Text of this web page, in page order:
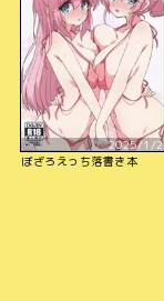
2025/1/2
ぼざろえっち落書き本